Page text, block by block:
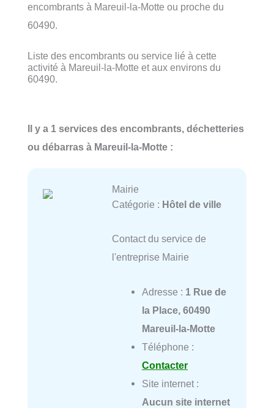
encombrants à Mareuil-la-Motte ou proche du
60490.
Liste des encombrants ou service lié à cette
activité à Mareuil-la-Motte et aux environs du
60490.
Il y a 1 services des encombrants, déchetteries
ou débarras à Mareuil-la-Motte :
Mairie
Catégorie : Hôtel de ville
Contact du service de
l'entreprise Mairie
Adresse : 1 Rue de
la Place, 60490
Mareuil-la-Motte
Téléphone :
Contacter
Site internet :
Aucun site internet